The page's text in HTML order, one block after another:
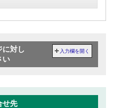
に対し
い
入力欄を開く
せ先